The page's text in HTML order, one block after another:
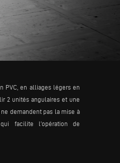
PVC, en alliages légers en
2 unités angulaires et une
demandent pas la mise à
facilite l’opération de